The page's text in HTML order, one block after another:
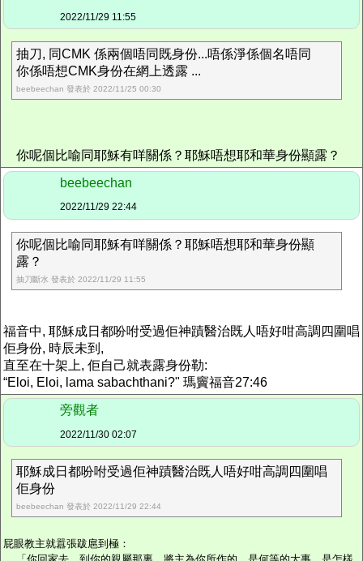
2022/11/29 11:55
抽刀, 同CMK 係兩個唔同既身份...唔係淨係個名唔同
你係唔想CMK身份在網上透露 ...
beebeechan 發表於 2022/11/25 00:30
你呢個比喻同耶穌有咩關係？耶穌唔想耶和華身份顯露？
beebeechan
2022/11/29 22:44
你呢個比喻同耶穌有咩關係？耶穌唔想耶和華身份顯
露？
抽刀斷水 發表於 2022/11/29 11:55
福音中, 耶穌成日都吩咐受過佢神蹟醫治既人唔好咁高調四圍唱
佢身份, 時辰未到,
直至在十架上, 佢自己就表露身份勒:
“Eloi, Eloi, lama sabachthani?" 瑪竇福音27:46
旁觀者
2022/11/30 02:07
耶穌成日都吩咐受過佢神蹟醫治既人唔好咁高調四圍唱
佢身份
beebeechan 發表於 2022/11/29 22:44
屁眼教主就囂張跋扈到極：